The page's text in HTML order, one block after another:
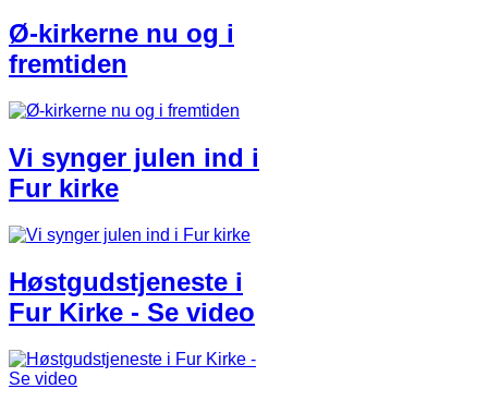
Ø-kirkerne nu og i
fremtiden
Vi synger julen ind i
Fur kirke
Høstgudstjeneste i
Fur Kirke - Se video